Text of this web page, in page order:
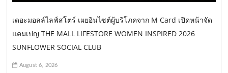
เดอะมอลล์ไลฟ์สโตร์ เผยอินไซต์ผู้บริโภคจาก M Card เปิดหน้าจัด
แคมเปญ THE MALL LIFESTORE WOMEN INSPIRED 2026
SUNFLOWER SOCIAL CLUB
August 6, 2026